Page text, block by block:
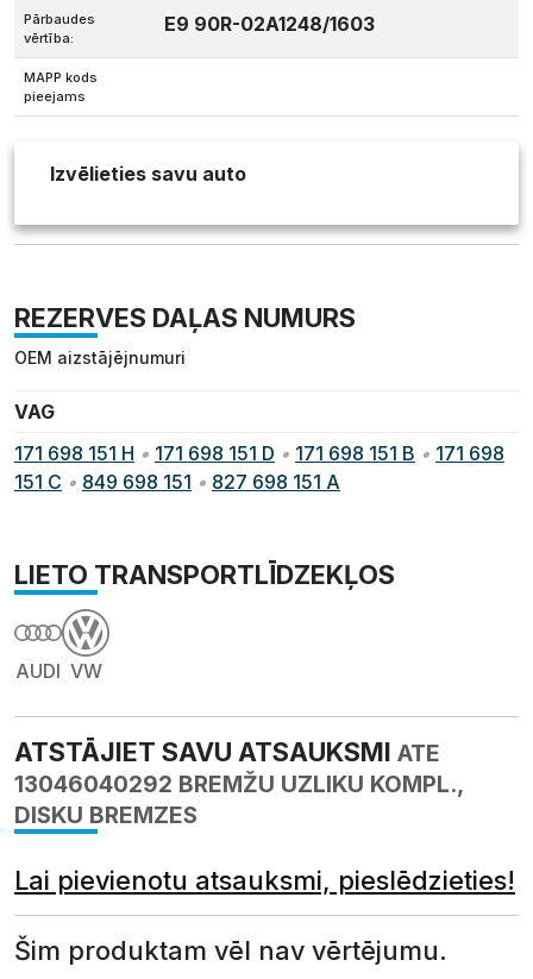
Pārbaudes
vērtība:
E9 90R-02A1248/1603
MAPP kods
pieejams
Izvēlieties savu auto
REZERVES DAĻAS NUMURS
OEM aizstājējnumuri
VAG
171 698 151 H • 171 698 151 D • 171 698 151 B • 171 698
151 C • 849 698 151 • 827 698 151 A
LIETO TRANSPORTLĪDZEKĻOS
AUDI VW
ATSTĀJIET SAVU ATSAUKSMI ATE
13046040292 BREMŽU UZLIKU KOMPL.,
DISKU BREMZES
Lai pievienotu atsauksmi, pieslēdzieties!
Šim produktam vēl nav vērtējumu.